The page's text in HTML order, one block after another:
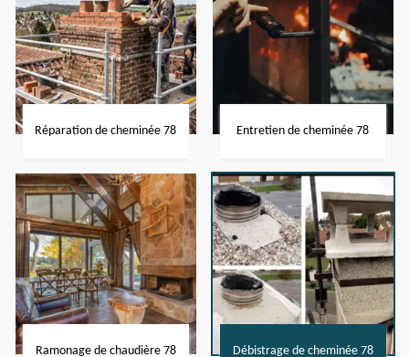
Réparation de cheminée 78 Entretien de cheminée 78
Ramonage de chaudière 78 Débistrage de cheminée 78